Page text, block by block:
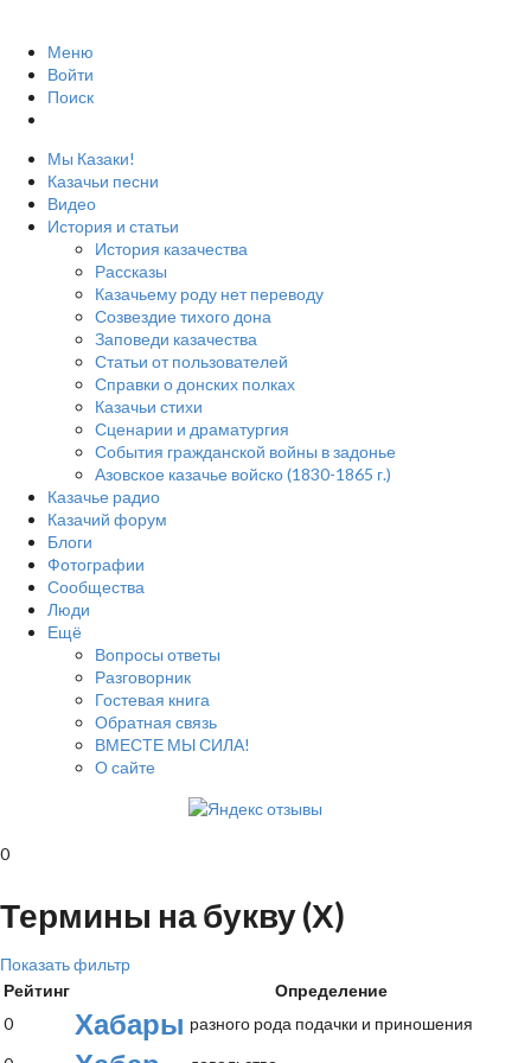
Меню
Войти
Поиск
Мы Казаки!
Казачьи песни
Видео
История и статьи
История казачества
Рассказы
Казачьему роду нет переводу
Созвездие тихого дона
Заповеди казачества
Статьи от пользователей
Справки о донских полках
Казачьи стихи
Сценарии и драматургия
События гражданской войны в задонье
Азовское казачье войско (1830-1865 г.)
Казачье радио
Казачий форум
Блоги
Фотографии
Сообщества
Люди
Ещё
Вопросы ответы
Разговорник
Гостевая книга
Обратная связь
ВМЕСТЕ МЫ СИЛА!
О сайте
0
Термины на букву (Х)
Показать фильтр
Рейтинг
Определение
0
Хабары разного рода подачки и приношения